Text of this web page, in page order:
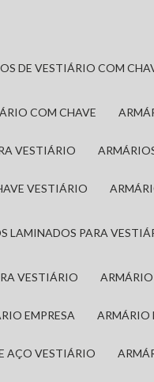
DE VESTIÁRIO COM
COM CHAVE
VESTIÁRIO
VESTIÁRIO
LAMINADOS PARA
VESTIÁRIO
EMPRESA
AÇO VESTIÁRIO